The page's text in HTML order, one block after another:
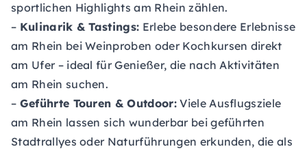
sportlichen Highlights am Rhein zählen.
– Kulinarik & Tastings: Erlebe besondere Erlebnisse
am Rhein bei Weinproben oder Kochkursen direkt
am Ufer – ideal für Genießer, die nach Aktivitäten
am Rhein suchen.
– Geführte Touren & Outdoor:Viele Ausflugsziele
am Rhein lassen sich wunderbar bei geführten
Stadtrallyes oder Naturführungen erkunden, die als